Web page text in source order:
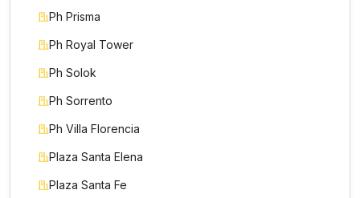
Ph Prisma
Ph Royal Tower
Ph Solok
Ph Sorrento
Ph Villa Florencia
Plaza Santa Elena
Plaza Santa Fe